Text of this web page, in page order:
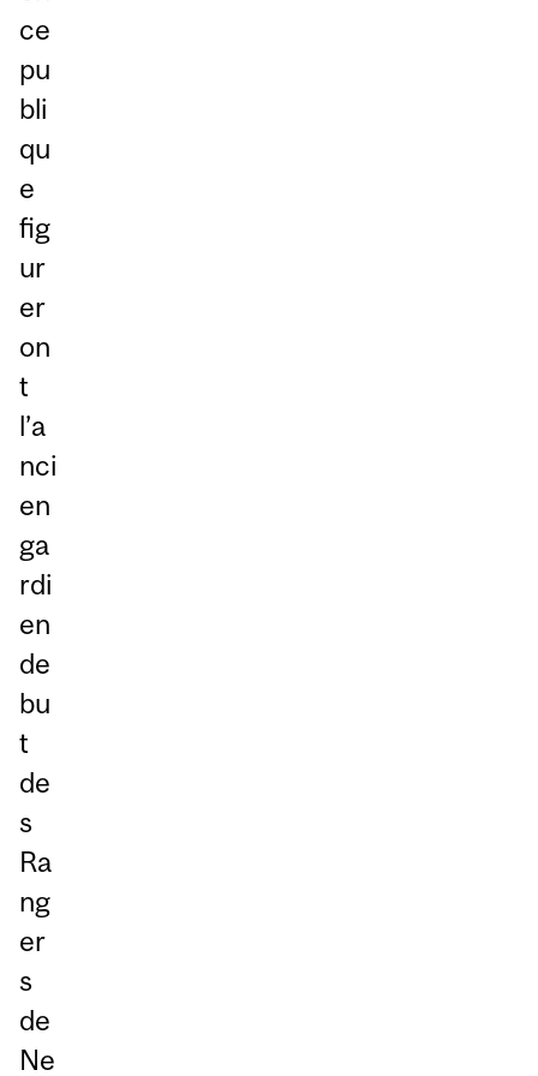
ce
pu
bli
qu
e
fig
ur
er
on
t
l’a
nci
en
ga
rdi
en
de
bu
t
de
s
Ra
ng
er
s
de
Ne